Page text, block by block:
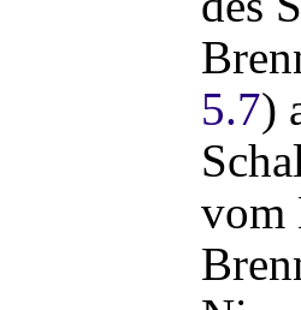
5.7)
vom